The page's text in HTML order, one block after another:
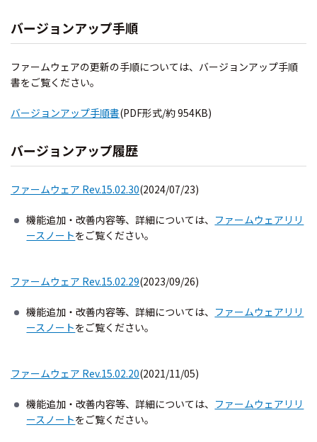
バージョンアップ手順
ファームウェアの更新の手順については、バージョンアップ手順
書をご覧ください。
バージョンアップ手順書(PDF形式/約 954KB)
バージョンアップ履歴
ファームウェア Rev.15.02.30(2024/07/23)
機能追加・改善内容等、詳細については、 ファームウェアリリ
ースノートをご覧ください。
ファームウェア Rev.15.02.29(2023/09/26)
機能追加・改善内容等、詳細については、 ファームウェアリリ
ースノートをご覧ください。
ファームウェア Rev.15.02.20(2021/11/05)
機能追加・改善内容等、詳細については、 ファームウェアリリ
ースノートをご覧ください。